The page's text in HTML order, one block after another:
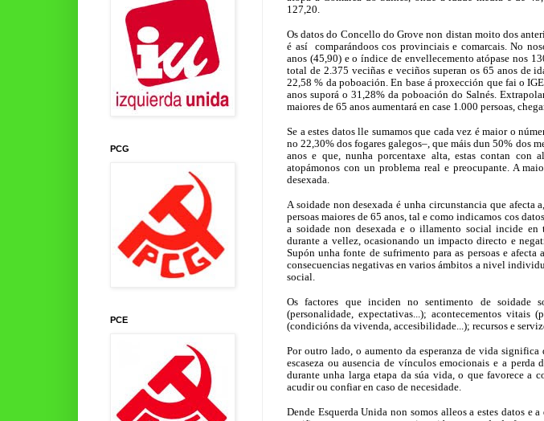
127,20.
Os datos do Concello do Grove non distan moito dos
é así comparándoos cos provinciais e comarcais. No
anos (45,90) e o índice de envellecemento atópase nos
total de 2.375 veciñas e veciños superan os 65 anos de
22,58 % da poboación. En base á proxección que fai o
anos suporá o 31,28% da poboación do Salnés.
maiores de 65 anos aumentará en case 1.000 persoas,
Se a estes datos lle sumamos que cada vez é maior o
no 22,30% dos fogares galegos–, que máis dun 50% dos
anos e que, nunha porcentaxe alta, estas contan con
atopámonos con un problema real e preocupante. A
desexada.
A soidade non desexada é unha circunstancia que afecta
persoas maiores de 65 anos, tal e como indicamos cos
a soidade non desexada e o illamento social incide en
durante a vellez, ocasionando un impacto directo e
Supón unha fonte de sufrimento para as persoas e
consecuencias negativas en varios ámbitos a nivel
social.
Os factores que inciden no sentimento de soidade
(personalidade, expectativas...); acontecementos vitais
(condicións da vivenda, accesibilidade...); recursos e
Por outro lado, o aumento da esperanza de vida significa
escaseza ou ausencia de vínculos emocionais e a perda
durante unha larga etapa da súa vida, o que favorece a
acudir ou confiar en caso de necesidade.
Dende Esquerda Unida non somos alleos a estes datos e
PCG
PCE